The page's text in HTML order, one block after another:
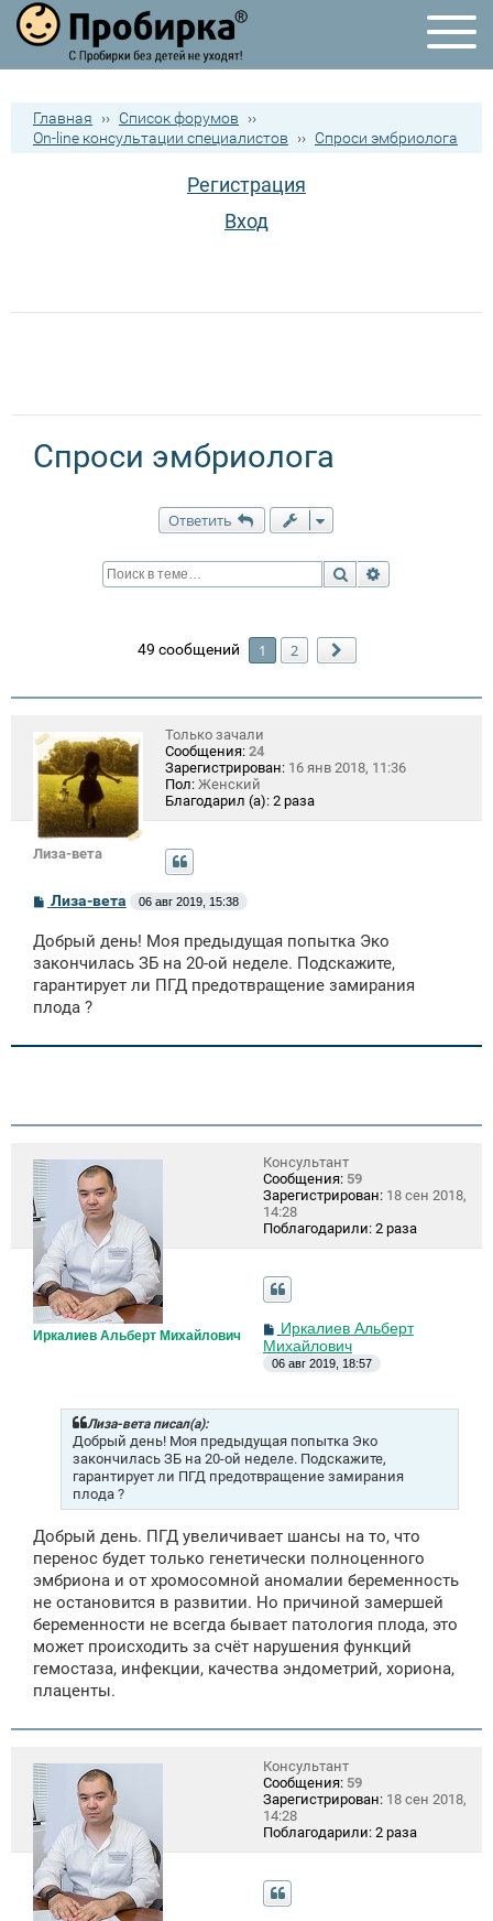
Главная ›› Список форумов
››
On-line консультации специалистов
›› Спроси эмбриолога
Регистрация
Вход
Спроси эмбриолога
Ответить
Поиск
49 сообщений 1 2
Лиза-вета
Только зачали
Сообщения: 24
Зарегистрирован: 16 янв 2018, 11:36
Пол: Женский
Благодарил (а): 2 раза
С
б
щ
н
и
Лиза-вета 06 авг 2019, 15:38
Добрый день! Моя предыдущая попытка Эко
закончилась ЗБ на 20-ой неделе. Подскажите,
гарантирует ли ПГД предотвращение замирания
плода ?
Иркалиев Альберт Михайлович
Консультант
Сообщения: 59
Зарегистрирован: 18 сен 2018,
14:28
Поблагодарили: 2 раза
С
о
о
б
е
Иркалиев Альберт
Михайлович
06 авг 2019, 18:57
Лиза-вета писал(а):
Добрый день! Моя предыдущая попытка Эко
закончилась ЗБ на 20-ой неделе. Подскажите,
гарантирует ли ПГД предотвращение замирания
плода ?
Добрый день. ПГД увеличивает шансы на то, что
перенос будет только генетически полноценного
эмбриона и от хромосомной аномалии беременность
не остановится в развитии. Но причиной замершей
беременности не всегда бывает патология плода, это
может происходить за счёт нарушения функций
гемостаза, инфекции, качества эндометрий, хориона,
плаценты.
Консультант
Сообщения: 59
Зарегистрирован: 18 сен 2018,
14:28
Поблагодарили: 2 раза